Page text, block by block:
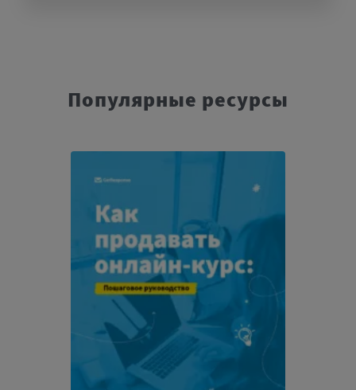
Популярные ресурсы